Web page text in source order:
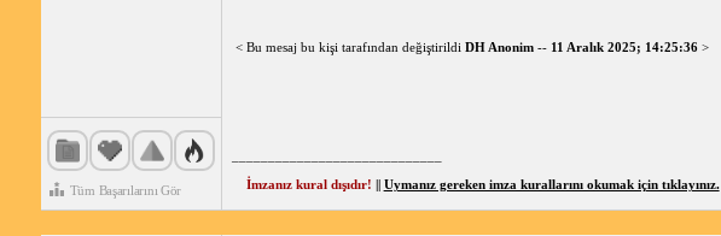
Tüm Başarılarını Gör
< Bu mesaj bu kişi tarafından değiştirildi DH Anonim-- 11 Aralık 2025; 14:25:36 >
İmzanız kural dışıdır! || Uymanız gereken imza kurallarını okumak için tıklayınız.